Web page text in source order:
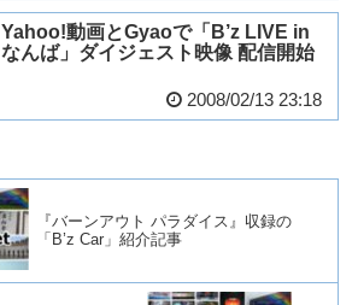
Yahoo!動画とGyaoで「B’z LIVE in
なんば」ダイジェスト映像 配信開始
2008/02/13 23:18
『バーンアウト パラダイス』収録の
「B’z Car」紹介記事